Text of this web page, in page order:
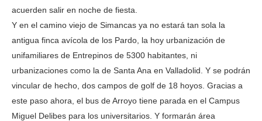
acuerden salir en noche de fiesta.
Y en el camino viejo de Simancas ya no estará tan sola la
antigua finca avícola de los Pardo, la hoy urbanización de
unifamiliares de Entrepinos de 5300 habitantes, ni
urbanizaciones como la de Santa Ana en Valladolid. Y se podrán
vincular de hecho, dos campos de golf de 18 hoyos. Gracias a
este paso ahora, el bus de Arroyo tiene parada en el Campus
Miguel Delibes para los universitarios. Y formarán área